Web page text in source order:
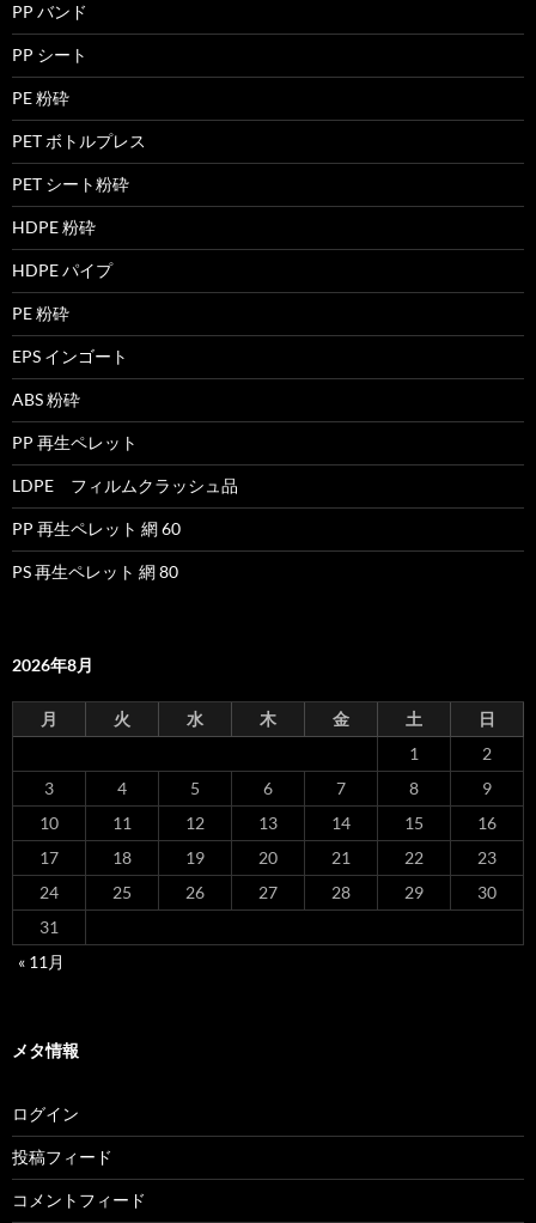
PP バンド
PP シート
PE 粉砕
PET ボトルプレス
PET シート粉砕
HDPE 粉砕
HDPE パイプ
PE 粉砕
EPS インゴート
ABS 粉砕
PP 再生ペレット
LDPE フィルムクラッシュ品
PP 再生ペレット 網 60
PS 再生ペレット 網 80
2026年8月
月 火 水 木 金 土
日
1
2
3
4 5 6 7 8
9
10
11 12 13 14 15
16
17
18 19 20 21 22
23
24
25 26 27 28 29
30
31
« 11月
メタ情報
ログイン
投稿フィード
コメントフィード